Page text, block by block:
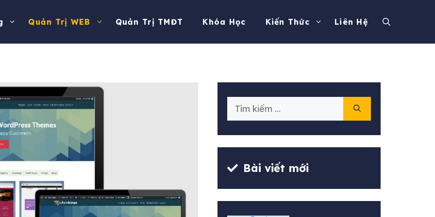
Quản Trị WEB Quản Trị TMĐT Khóa Học Kiến Thức Liên Hệ
Tìm
Bài viết mới